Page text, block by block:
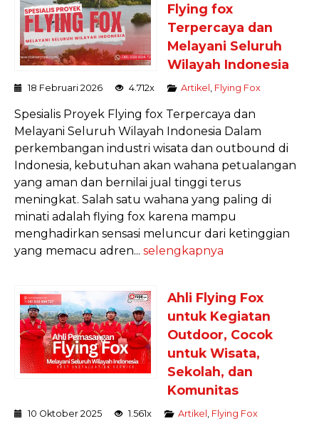
Flying fox
Terpercaya dan
Melayani Seluruh
Wilayah Indonesia
18 Februari 2026 4.712x Artikel Flying Fox
Spesialis Proyek Flying fox Terpercaya dan
Melayani Seluruh Wilayah Indonesia Dalam
perkembangan industri wisata dan outbound di
Indonesia, kebutuhan akan wahana petualangan
yang aman dan bernilai jual tinggi terus
meningkat. Salah satu wahana yang paling di
minati adalah flying fox karena mampu
menghadirkan sensasi meluncur dari ketinggian
yang memacu adren... selengkapnya
Ahli Flying Fox
untuk Kegiatan
Outdoor, Cocok
untuk Wisata,
Sekolah, dan
Komunitas
10 Oktober 2025 1.561x Artikel Flying Fox